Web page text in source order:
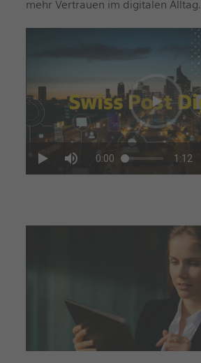
mehr Vertrauen im digitalen Alltag.